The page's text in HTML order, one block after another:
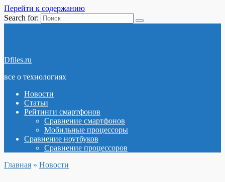
Перейти к содержанию
Search for:
Dfiles.ru
все о технологиях
Новости
Статьи
Рейтинги смартфонов
Сравнение смартфонов
Мобильные процессоры
Сравнение ноутбуков
Сравнение процессоров
Главная » Новости